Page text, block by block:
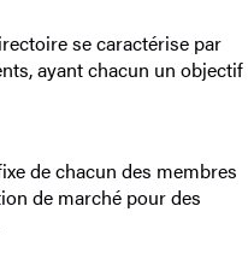
se caractérise par
ayant chacun un objectif
de chacun des membres
de marché pour des